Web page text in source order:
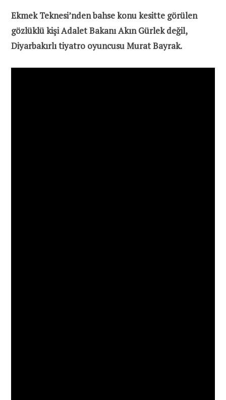
Ekmek Teknesi’nden bahse konu kesitte görülen
gözlüklü kişi Adalet Bakanı Akın Gürlek değil,
Diyarbakırlı tiyatro oyuncusu Murat Bayrak.